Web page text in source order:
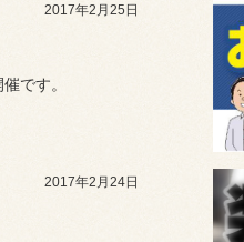
2017年2月25日
です。
2017年2月24日